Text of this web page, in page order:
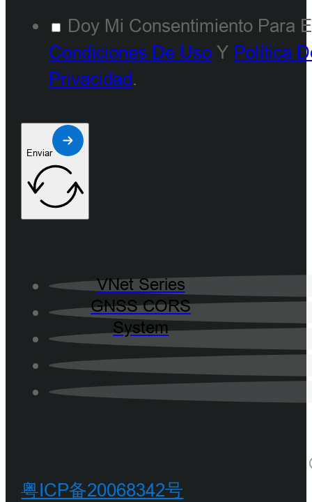
VNet Series
GNSS CORS
System
Doy Mi Consentimiento Para
Condiciones De Uso Y Política
Privacidad.
Enviar
粤ICP备20068342号